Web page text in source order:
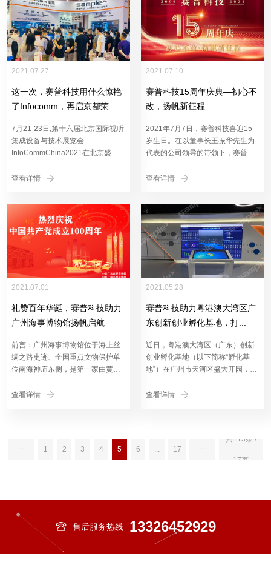
2021.07.27
这一次，赛普科技用什么惊艳
了Infocomm，再启京都荣...
7月21-23日,第十六届北京国际视听
集成设备与技术展览会--
InfoCommChina2021在北京盛大
成体验行业...
查看详情
2021.07.10
赛普科技15周年庆典—初心不
改，扬帆新征程
2021年7月7日，赛普科技喜迎15
岁生日。在以董事长王振华先生为
代表的公司领导的带领下，赛普科
事...
查看详情
2021.07.01
礼赞百年华诞，赛普科技助力
广州海事博物馆扬帆启航
前言：广州海事博物馆位于海上丝
绸之路史迹、全国重点文物保护单
位南海神庙东侧，是第一家由黄埔
馆，...
查看详情
2021.05.28
赛普科技助力粤港澳大湾区广
东创新创业孵化基地，打...
近日，粤港澳大湾区（广东）创新
创业孵化基地（以下简称“孵化基
地”）在广州市天河区盛大开园，旨
查看详情
一 1 2 3 4 5 6 ... 17 一
共113条 /
17页
售后服务热线 13326452929